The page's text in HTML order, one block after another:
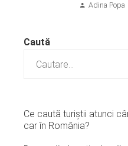
Adina Popa
Caută
Ce caută turiștii atunci
car în România?